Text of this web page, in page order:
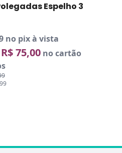
Espelho 3
no pix à vista
75,00no cartão